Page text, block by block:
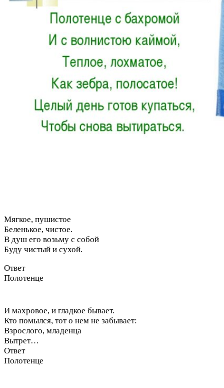
Мягкое, пушистое
Беленькое, чистое.
В душ его возьму с собой
Буду чистый и сухой.
Ответ
Полотенце
И махровое, и гладкое бывает.
Кто помылся, тот о нем не забывает:
Взрослого, младенца
Вытрет…
Ответ
Полотенце